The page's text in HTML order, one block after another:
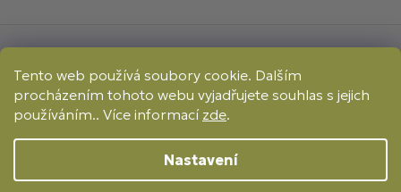
Tento web používá soubory cookie. Dalším
procházením tohoto webu vyjadřujete souhlas s jejich
používáním.. Více informací zde.
Nastavení
Online Převod Dobírka
Způsoby dopravy: